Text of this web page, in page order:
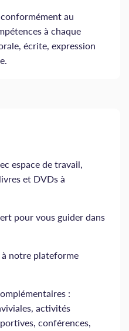
au
à chaque
écrite, expression
espace de travail,
et DVDs à
pour vous guider dans
notre plateforme
:
activités
conférences,